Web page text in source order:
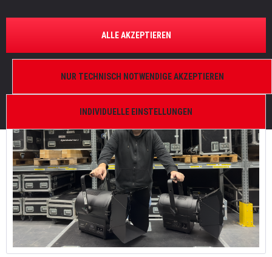
20.01.26 17:00 0 Kommentare
INDIVIDUELLE EINSTELLUNGEN
NUR TECHNISCH NOTWENDIGE AKZEPTIEREN
ALLE AKZEPTIEREN